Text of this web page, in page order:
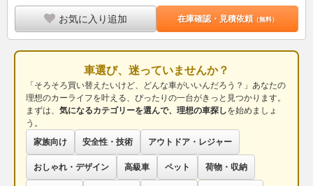
お気に入り追加 在庫確認・見積依頼（無料）
車選び、迷っていませんか？
「そろそろ買い替えたいけど、どんな車がいいんだろう？」あなたの
理想のカーライフを叶える、ぴったりの一台がきっと見つかります。
まずは、 気になるカテゴリーを選んで、理想の車探しを始めましょ
う。
家族向け
安全性・技術 アウトドア・レジャー
おしゃれ・デザイン 高級車 ペット 荷物・収納